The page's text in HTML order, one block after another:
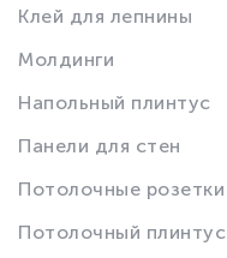
Клей для лепнины
Молдинги
Напольный плинтус
Панели для стен
Потолочные розетки
Потолочный плинтус